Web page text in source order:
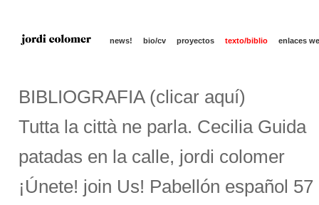
news! bio/cv proyectos texto/biblio enlaces
BIBLIOGRAFIA (clicar aquí)
Tutta la città ne parla. Cecilia Guida
patadas en la calle, jordi colomer
¡Únete! join Us! Pabellón español 57